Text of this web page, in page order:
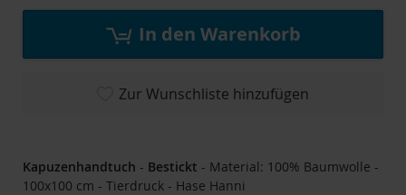
Kapuzenhandtuch - Bestickt - Material: 100% Baumwolle -
100x100 cm - Tierdruck - Hase Hanni
In den Warenkorb
Zur Wunschliste hinzufügen